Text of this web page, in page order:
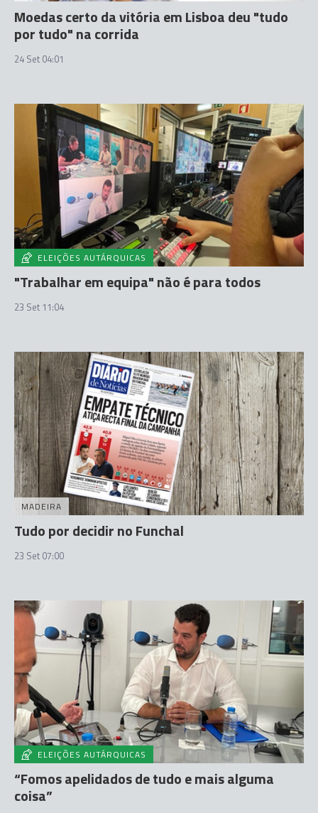
Moedas certo da vitória em Lisboa deu "tudo
por tudo" na corrida
24 Set 04:01
ELEIÇÕES AUTÁRQUICAS
"Trabalhar em equipa" não é para todos
23 Set 11:04
MADEIRA
Tudo por decidir no Funchal
23 Set 07:00
ELEIÇÕES AUTÁRQUICAS
“Fomos apelidados de tudo e mais alguma
coisa”